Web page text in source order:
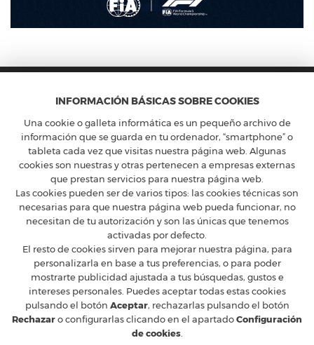
FERRARI CLUB ESPAÑA
Calle Constancia 41, entreplanta - 28002 Madrid
T+34 91 5754160Mferrari@ferrariclubespana.com
HLunes a jueves de 9:00 a 17:30h, viernes de 9:00 a 15:00h.
CLUB FERRARI
EN LAS REDES
FERRARI OFICIAL
MUNDO FERRARI
© 2026 Ferrari Club España
INFORMACIÓN BÁSICAS SOBRE COOKIES
Una cookie o galleta informática es un pequeño archivo de
información que se guarda en tu ordenador, “smartphone” o
tableta cada vez que visitas nuestra página web. Algunas
cookies son nuestras y otras pertenecen a empresas externas
que prestan servicios para nuestra página web.
Las cookies pueden ser de varios tipos: las cookies técnicas son
necesarias para que nuestra página web pueda funcionar, no
necesitan de tu autorización y son las únicas que tenemos
activadas por defecto.
El resto de cookies sirven para mejorar nuestra página, para
personalizarla en base a tus preferencias, o para poder
mostrarte publicidad ajustada a tus búsquedas, gustos e
intereses personales. Puedes aceptar todas estas cookies
pulsando el botón Aceptar, rechazarlas pulsando el botón
Rechazaro configurarlas clicando en el apartadoConfiguración
de cookies.